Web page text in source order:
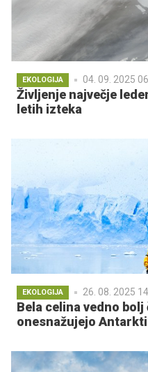
EKOLOGIJA 04. 09. 2025
Življenje največje
letih izteka
EKOLOGIJA 26. 08. 2025
Bela celina vedno
onesnažujejo